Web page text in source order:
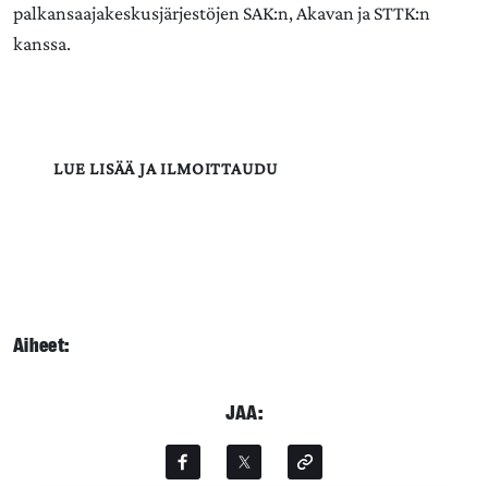
palkansaajakeskusjärjestöjen SAK:n, Akavan ja STTK:n
kanssa.
LUE LISÄÄ JA ILMOITTAUDU
Aiheet:
JAA: